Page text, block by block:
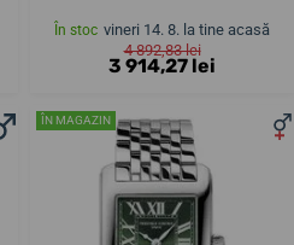
În stoc vineri 14. 8. la tine acasă
4 892,83 lei
3 914,27 lei
ÎN MAGAZIN